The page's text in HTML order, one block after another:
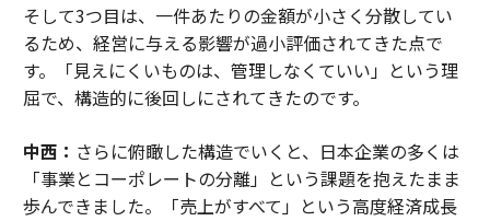
そして3つ目は、一件あたりの金額が小さく分散してい
るため、経営に与える影響が過小評価されてきた点で
す。「見えにくいものは、管理しなくていい」という理
屈で、構造的に後回しにされてきたのです。
中西： さらに俯瞰した構造でいくと、日本企業の多くは
「事業とコーポレートの分離」という課題を抱えたまま
歩んできました。「売上がすべて」という高度経済成長